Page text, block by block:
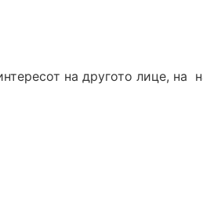
на другото лице, на